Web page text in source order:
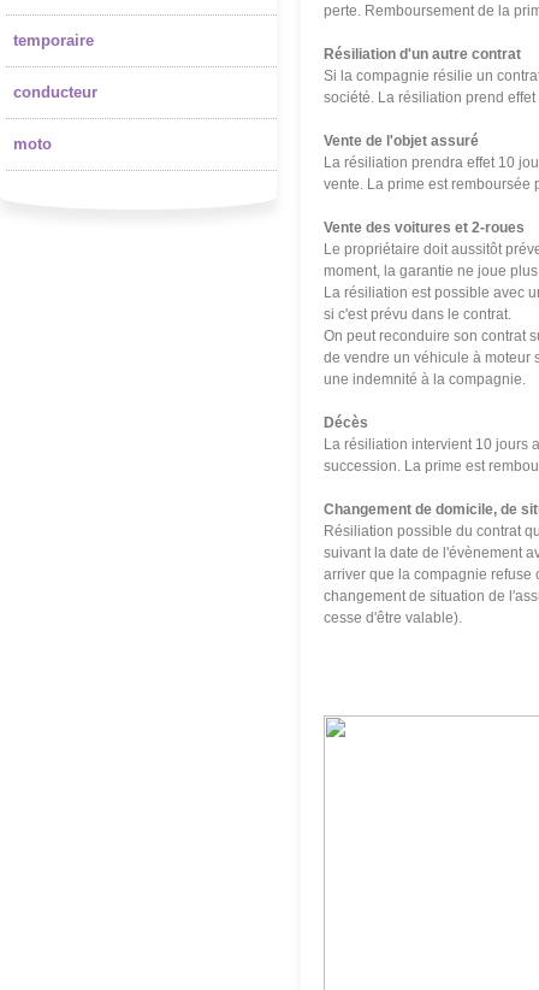
perte. Remboursement de la
Résiliation d'un autre contrat
Si la compagnie résilie un
société . La résiliation prend
Vente de l'objet assuré
La résiliation prendra effet 10
vente. La prime est remboursée
Vente des voitures et 2-roues
Le propriétaire doit aussitôt
moment, la garantie ne joue
La résiliation est possible avec
si c'est prévu dans le contrat.
On peut reconduire son contrat
de vendre un véhicule à moteur
une indemnité à la compagnie.
Décès
La résiliation intervient 10 jours
succession. La prime est
Changement de domicile, de
Résiliation possible du contrat
suivant la date de l'évènement
arriver que la compagnie refuse
changement de situation de
cesse d'être valable).
temporaire
conducteur
moto